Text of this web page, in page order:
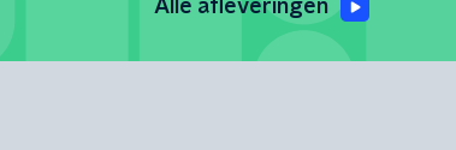
Alle afleveringen